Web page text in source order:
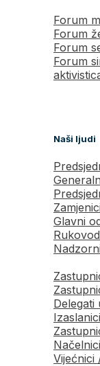
Forum
Forum
Forum
Forum
Naši ljudi
Glavni
Delegati
Načelnici
Vijećnici